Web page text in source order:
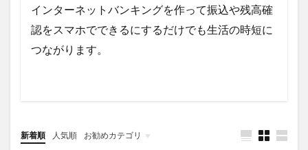
インターネットバンキングを作って振込や残高確
認をスマホでできるにするだけでも生活の時短に
つながります。
新着順 人気順 お勧めカテゴリ